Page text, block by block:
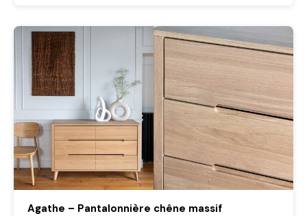
Agathe – Pantalonnière chêne massif